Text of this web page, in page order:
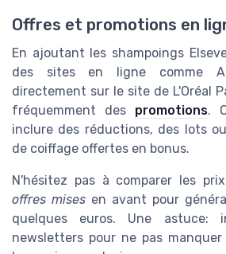
Offres et promotions en
En ajoutant les shampoings
des sites en ligne comme
directement sur le site de L'Oréal
fréquemment des promotions.
inclure des réductions, des lots
de coiffage offertes en bonus.
N'hésitez pas à comparer les
offres mises en avant pour
quelques euros. Une astuce:
newsletters pour ne pas